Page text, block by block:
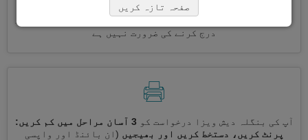
ایک ساتھ کئی ویزے درخواست کریں
خود بخود، تکراری معلومات
درج کرنے کی ضرورت نہیں ہے
آپ کی بنگلہ دیش ویزا درخواست کو
3 آسان مراحل میں کم کریں:
پرنٹ کریں، دستخط کریں اور بھیجیں (ان بائنڈ اور واپسی
صفحہ تازہ کریں